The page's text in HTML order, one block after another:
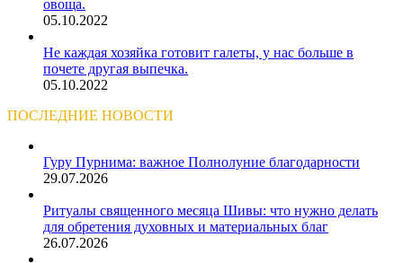
овоща.
05.10.2022
Не каждая хозяйка готовит галеты, у нас больше в
почете другая выпечка.
05.10.2022
ПОСЛЕДНИЕ НОВОСТИ
Гуру Пурнима: важное Полнолуние благодарности
29.07.2026
Ритуалы священного месяца Шивы: что нужно делать
для обретения духовных и материальных благ
26.07.2026